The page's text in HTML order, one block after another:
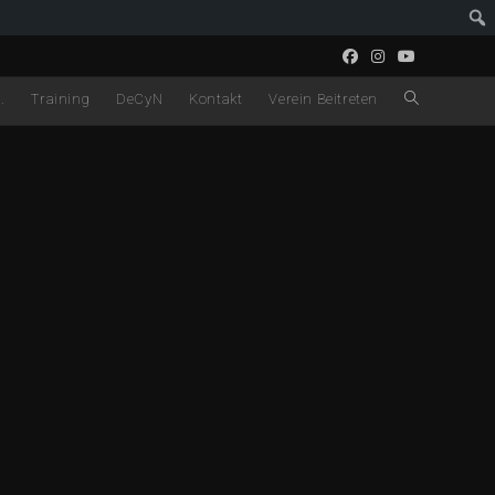
Training DeCyN Kontakt Verein Beitreten